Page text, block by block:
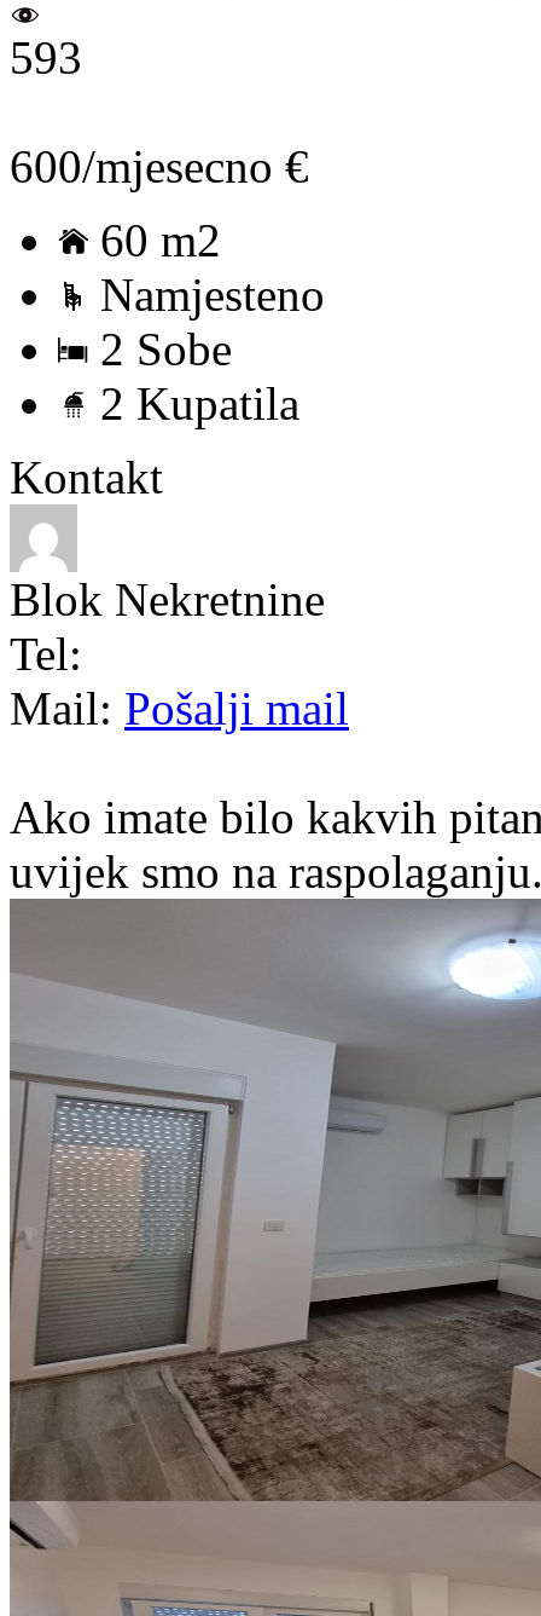
593
600/mjesecno €
60 m2
Namjesteno
2 Sobe
2 Kupatila
Kontakt
Blok Nekretnine
Tel:
Mail: Pošalji mail
Ako imate bilo kakvih
uvijek smo na